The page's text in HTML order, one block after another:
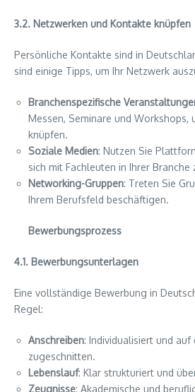
3.2. Netzwerken und Kontakte knüpfen
Persönliche Kontakte sind in
sind einige Tipps, um Ihr Netzwerk
Branchenspezifische
Messen, Seminare und Workshops,
knüpfen.
Soziale Medien: Nutzen Sie
sich mit Fachleuten in Ihrer Branche
Networking-Gruppen: Treten Sie
Ihrem Berufsfeld beschäftigen.
Bewerbungsprozess
4.1. Bewerbungsunterlagen
Eine vollständige Bewerbung in
Regel:
Anschreiben: Individualisiert und auf
zugeschnitten.
Lebenslauf: Klar strukturiert und
Zeugnisse: Akademische und